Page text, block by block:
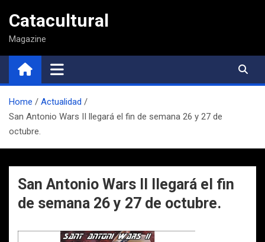
contenido
Catacultural
Magazine
Home
Actualidad
San Antonio Wars II llegará el fin de semana 26 y 27 de
octubre.
San Antonio Wars II llegará el fin
de semana 26 y 27 de octubre.